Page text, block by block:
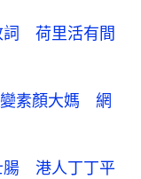
詞 荷里活有間
素顏大媽 網
腸 港人丁丁平